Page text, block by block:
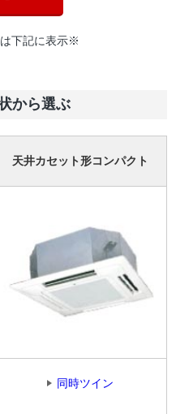
下記に表示※
から選ぶ
天井カセット形コンパクト
同時ツイン